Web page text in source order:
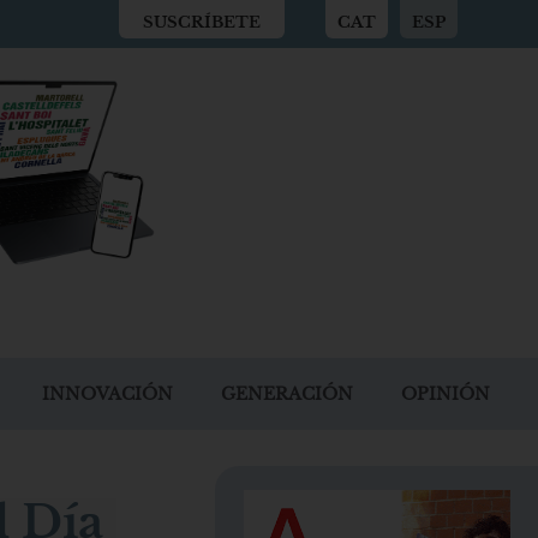
SUSCRÍBETE CAT ESP
INNOVACIÓN GENERACIÓN OPINIÓN
Día